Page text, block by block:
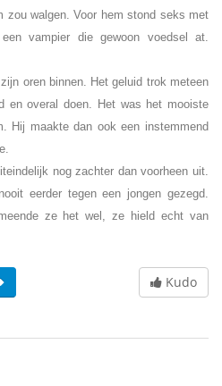
zou walgen. Voor hem stond seks met
vampier die gewoon voedsel at.
oren binnen. Het geluid trok meteen
en overal doen. Het was het mooiste
Hij maakte dan ook een instemmend
nog zachter dan voorheen uit.
eerder tegen een jongen gezegd.
ze het wel, ze hield echt van
Kudo